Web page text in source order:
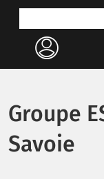
Groupe
Savoie